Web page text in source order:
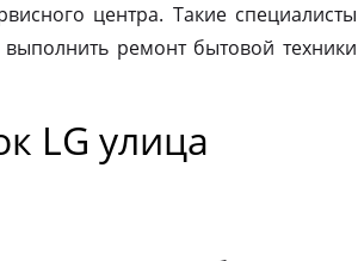
центра. Такие специалисты
ремонт бытовой техники
LG улица